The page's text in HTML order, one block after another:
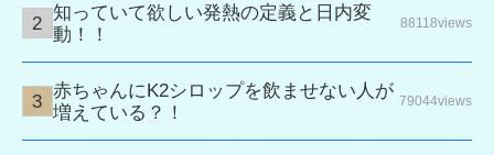
知っていて欲しい発熱の定義と日内変
動！！
88118views
赤ちゃんにK2シロップを飲ませない人が
増えている？！
79044views